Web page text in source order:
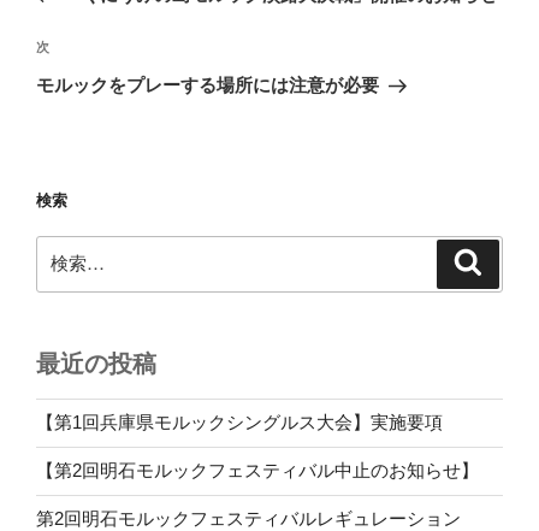
ナ
ビ
ゲ
ン
稿
次
の
次
モルックをプレーする場所には注意が必要
検索
索:
最近の投稿
【第1回兵庫県モルックシングルス大会】実施要項
【第2回明石モルックフェスティバル中止のお知らせ】
第2回明石モルックフェスティバルレギュレーション